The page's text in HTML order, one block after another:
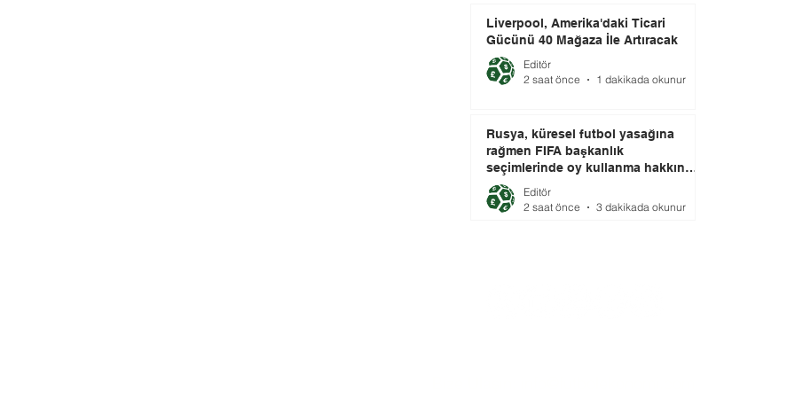
Liverpool, Amerika'daki Ticari
Gücünü 40 Mağaza İle Artıracak
Editör
2 saat önce
1 dakikada okunur
Rusya, küresel futbol yasağına
rağmen FIFA başkanlık
seçimlerinde oy kullanma hakkını
elinde tutuyor.
Editör
2 saat önce
3 dakikada okunur